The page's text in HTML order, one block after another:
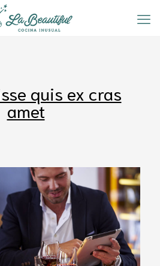
quis ex cras
amet